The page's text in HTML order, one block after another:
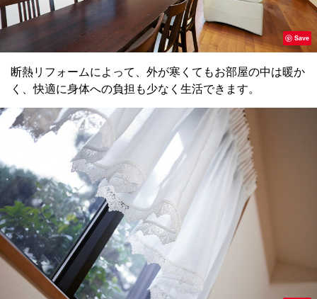
Save
断熱リフォームによって、外が寒くてもお部屋の中は暖か
く、快適に身体への負担も少なく生活できます。